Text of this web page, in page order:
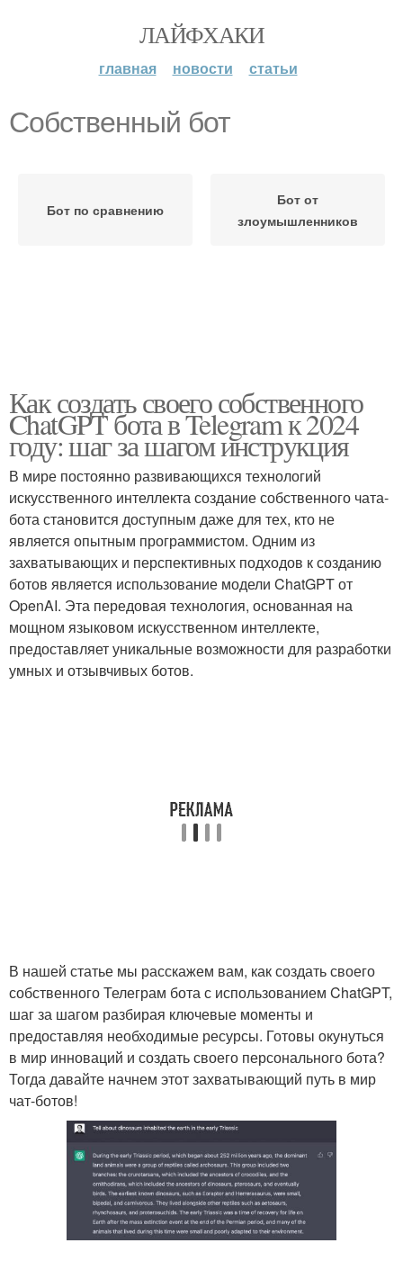
ЛАЙФХАКИ
главная новости статьи
Собственный бот
Бот по сравнению
Бот от
злоумышленников
Как создать своего собственного
ChatGPT бота в Telegram к 2024
году: шаг за шагом инструкция
В мире постоянно развивающихся технологий
искусственного интеллекта создание собственного чата-
бота становится доступным даже для тех, кто не
является опытным программистом. Одним из
захватывающих и перспективных подходов к созданию
ботов является использование модели ChatGPT от
OpenAI. Эта передовая технология, основанная на
мощном языковом искусственном интеллекте,
предоставляет уникальные возможности для разработки
умных и отзывчивых ботов.
В нашей статье мы расскажем вам, как создать своего
собственного Телеграм бота с использованием ChatGPT,
шаг за шагом разбирая ключевые моменты и
предоставляя необходимые ресурсы. Готовы окунуться
в мир инноваций и создать своего персонального бота?
Тогда давайте начнем этот захватывающий путь в мир
чат-ботов!